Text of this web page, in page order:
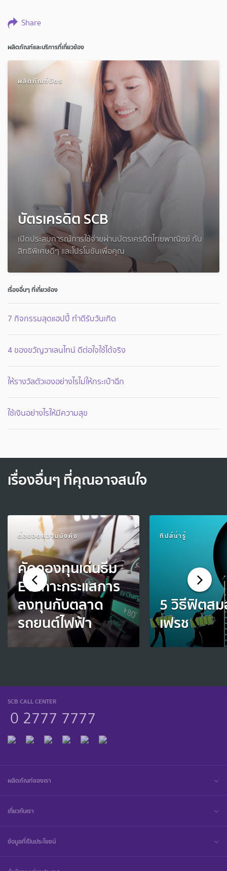
Share
ผลิตภัณฑ์และบริการที่เกี่ยวข้อง
ผลิตภัณฑ์บัตร
บัตรเครดิต SCB
เปิดประสบการณ์การใช้จ่ายผ่านบัตรเครดิตไทยพาณิชย์ กับ
สิทธิพิเศษดีๆ และโปรโมชันเพื่อคุณ
เรื่องอื่นๆ ที่เกี่ยวข้อง
7 กิจกรรมสุดแฮปปี้ ทำดีรับวันเกิด
4 ของขวัญวาเลนไทน์ ดีต่อใจใช้ได้จริง
ให้รางวัลตัวเองอย่างไรไม่ให้กระเป๋าฉีก
ใช้เงินอย่างไรให้มีความสุข
เรื่องอื่นๆ ที่คุณอาจสนใจ
ต่อยอดความมั่งคั่ง
คัดกองทุนเด่นธีม
EV เกาะกระแสการ
ลงทุนกับตลาด
รถยนต์ไฟฟ้า
ทิปส์น่ารู้
5 วิธีฟิตสม
เฟรช
SCB CALL CENTER
0 2777 7777
ผลิตภัณฑ์ของเรา
เกี่ยวกับเรา
ข้อมูลที่เป็นประโยชน์